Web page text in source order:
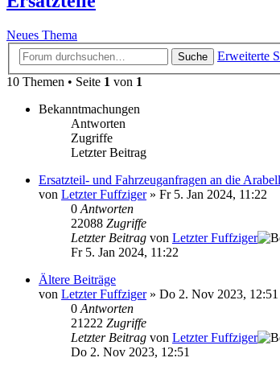
Neues Thema
Suche
Erweiterte
10 Themen • Seite 1 von 1
Bekanntmachungen
Antworten
Zugriffe
Letzter Beitrag
Ersatzteil- und Fahrzeuganfragen an die
von Letzter Fuffziger» Fr 5. Jan 2024, 11:22
0 Antworten
22088 Zugriffe
Letzter Beitrag von Letzter Fuffziger
Fr 5. Jan 2024, 11:22
Ältere Beiträge
von Letzter Fuffziger» Do 2. Nov 2023, 12:51
0 Antworten
21222 Zugriffe
Letzter Beitrag von Letzter Fuffziger
Do 2. Nov 2023, 12:51